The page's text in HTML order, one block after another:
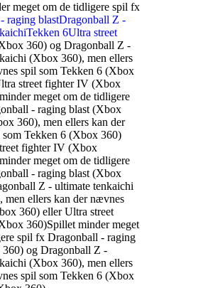
meget om de tidligere spil fx
raging blastDragonball Z -
Tekken 6Ultra street
360) og Dragonball Z -
(Xbox 360), men ellers
spil som Tekken 6 (Xbox
street fighter IV (Xbox
meget om de tidligere
- raging blast (Xbox
360), men ellers kan der
Tekken 6 (Xbox 360)
fighter IV (Xbox
meget om de tidligere
- raging blast (Xbox
Z - ultimate tenkaichi
men ellers kan der nævnes
360) eller Ultra street
360)Spillet minder meget
spil fx Dragonball - raging
og Dragonball Z -
(Xbox 360), men ellers
spil som Tekken 6 (Xbox